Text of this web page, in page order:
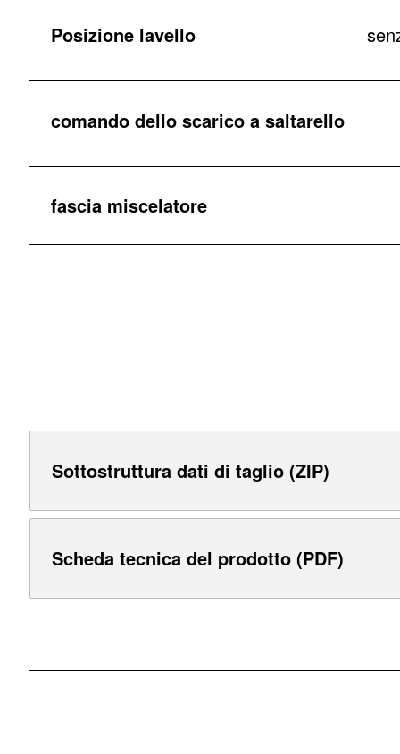
Posizione lavello
comando dello scarico a saltarello
fascia miscelatore
Sottostruttura dati di taglio (ZIP)
Scheda tecnica del prodotto (PDF)